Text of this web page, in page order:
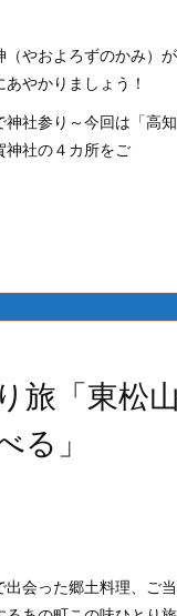
（やおよろずのかみ）
あやかりましょう！
神社参り～今回は「高
神社の４カ所をご
旅「東松
る」
出会った郷土料理、ご